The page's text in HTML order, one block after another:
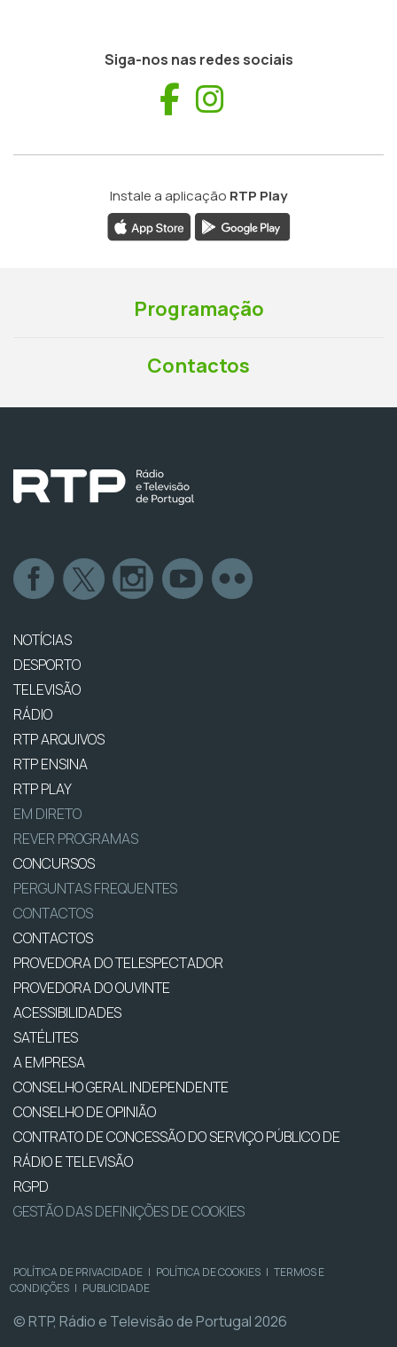
Siga-nos nas redes sociais
Facebook
Instale a aplicação RTP Play
Programação
Contactos
NOTÍCIAS
DESPORTO
TELEVISÃO
RÁDIO
RTP ARQUIVOS
RTP ENSINA
RTP PLAY
EM DIRETO
REVER PROGRAMAS
CONCURSOS
PERGUNTAS FREQUENTES
CONTACTOS
CONTACTOS
PROVEDORA DO TELESPECTADOR
PROVEDORA DO OUVINTE
ACESSIBILIDADES
SATÉLITES
A EMPRESA
CONSELHO GERAL INDEPENDENTE
CONSELHO DE OPINIÃO
CONTRATO DE CONCESSÃO DO SERVIÇO PÚBLICO DE
RÁDIO E TELEVISÃO
RGPD
GESTÃO DAS DEFINIÇÕES DE COOKIES
POLÍTICA DE PRIVACIDADE | POLÍTICA DE COOKIES | TERMOS E
CONDIÇÕES | PUBLICIDADE
© RTP, Rádio e Televisão de Portugal 2026